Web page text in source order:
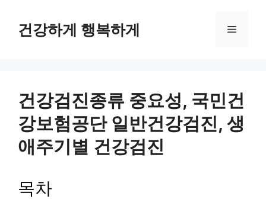
건강하게 행복하게 메
건강검진종류 중요성, 국민건
강보험공단 일반건강검진, 생
애주기별 건강검진
목차